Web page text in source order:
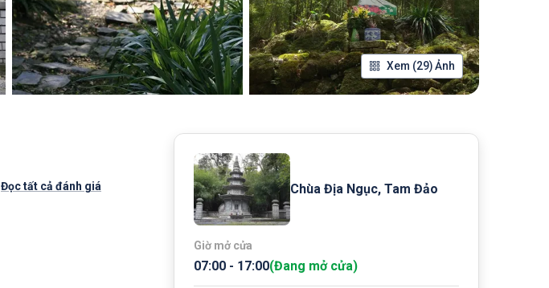
Xem (29) Ảnh
Đọc tất cả đánh giá Chùa Địa Ngục, Tam Đảo
Giờ mở cửa
07:00 - 17:00(Đang mở cửa)